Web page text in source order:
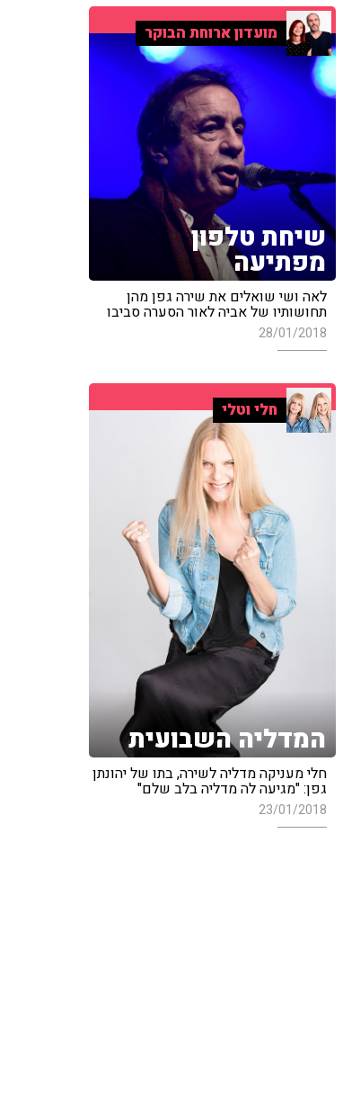
מועדון ארוחת הבוקר
שיחת טלפון
מפתיעה
לאה ושי שואלים את שירה גפן מהן
תחושותיו של אביה לאור הסערה סביבו
28/01/2018
חלי וטלי
המדליה השבועית
חלי מעניקה מדליה לשירה, בתו של יהונתן
גפן: "מגיעה לה מדליה בלב שלם"
23/01/2018